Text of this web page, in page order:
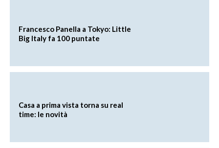
Francesco Panella a Tokyo: Little
Big Italy fa 100 puntate
Casa a prima vista torna su real
time: le novità